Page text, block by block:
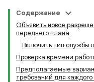
Содержание
Объявить новое
переднего плана
Включить тип службы
Проверка времени
Предполагаемые
требований для